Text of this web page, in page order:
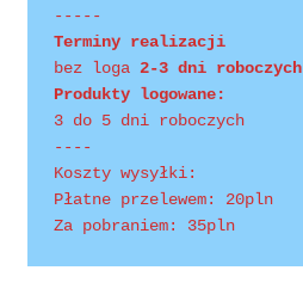
-----
Terminy realizacji
bez loga 2-3 dni roboczych
Produkty logowane:
3 do 5 dni roboczych
----
Koszty wysyłki:
Płatne przelewem: 20pln
Za pobraniem: 35pln